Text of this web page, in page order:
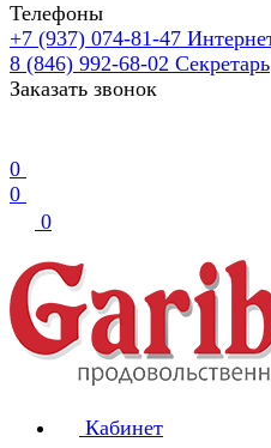
Телефоны
+7 (937) 074-81-47
8 (846) 992-68-02 Секретарь
Заказать звонок
0
0
0
Кабинет